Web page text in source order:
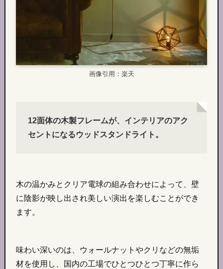
画像引用：楽天
12面体の木製フレームが、インテリアのアク
セントになるウッドスタンドライト。
木の温かみとクリア電球の組み合わせによって、壁
に陰影が映し出され美しい演出を楽しむことができ
ます。
味わい深いのは、ウォールナットやクリなどの無垢
材を使用し、国内の工場でひとつひとつ丁寧に作ら